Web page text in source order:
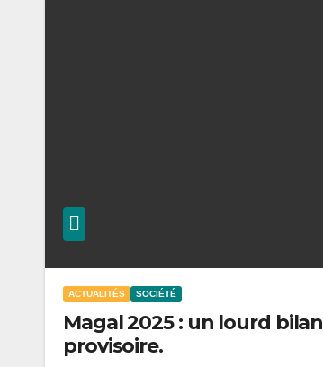
ACTUALITÉS SOCIÉTÉ
Magal 2025 : un lourd bilan
provisoire.